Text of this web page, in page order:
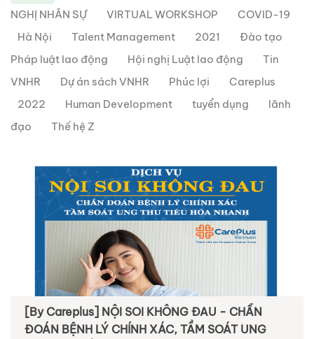
NGHỊ NHÂN SỰ
VIRTUAL WORKSHOP
COVID-19
Hà Nội
Talent Management 2021
Đào tạo
Pháp luật lao động
Hội nghị Luật lao động
Tin
VNHR
Dự án sách VNHR Phúc lợi
Careplus
2022
Human Development tuyển dụng
lãnh
đạo
Thế hệ Z
[By Careplus] NỘI SOI KHÔNG ĐAU - CHẨN
ĐOÁN BỆNH LÝ CHÍNH XÁC, TẦM SOÁT UNG